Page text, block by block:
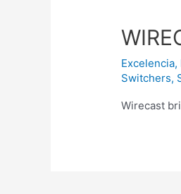
Excelencia,
Switchers,
Wirecast